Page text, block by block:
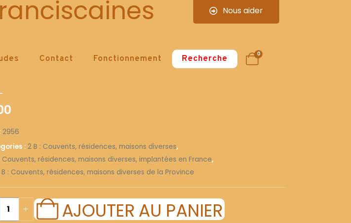
Nous aider
Contact Fonctionnement Recherche 0
2956
: 2 B : Couvents, résidences, maisons diverses,
: Couvents, résidences, maisons diverses, implantées en France,
B : Couvents, résidences, maisons diverses de la Province
AJOUTER AU PANIER